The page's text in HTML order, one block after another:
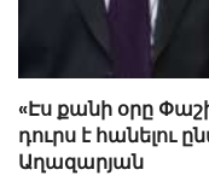
«Էս քանի օրը
դուրս է հանելու
Աղազարյան